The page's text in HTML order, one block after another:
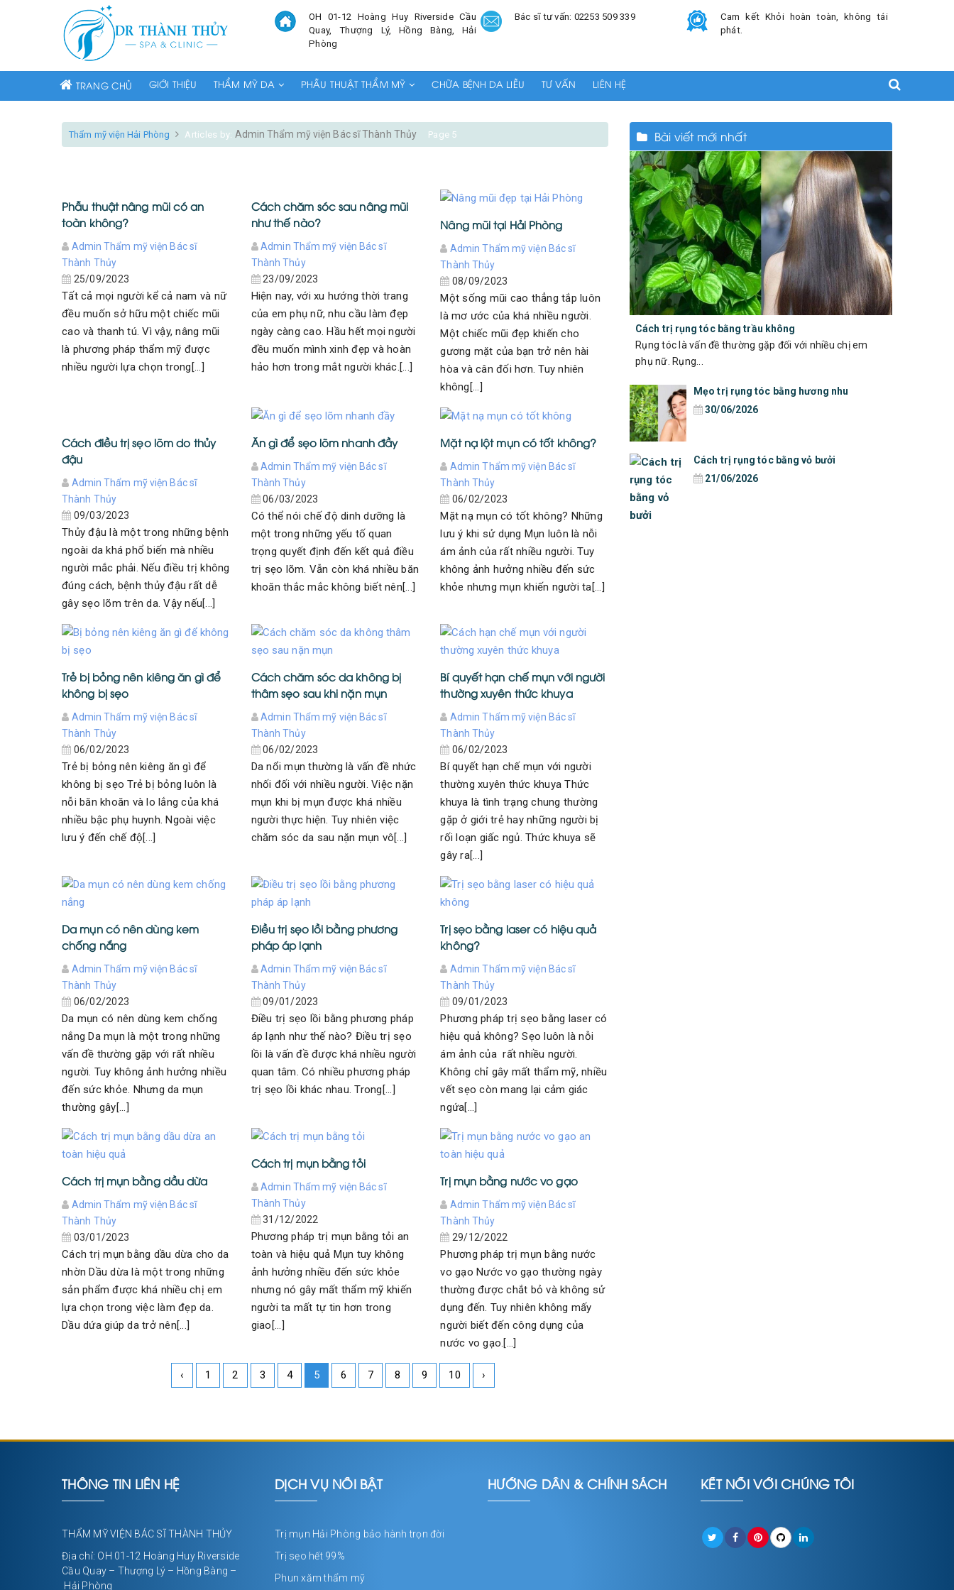
OH 01-12 Hoàng Huy Riverside Cầu
Quay, Thượng Lý, Hồng Bàng, Hải
Phòng
Bác sĩ tư vấn: 02253 509 339
Cam kết Khỏi hoàn toàn, không tái
phát.
TRANG CHỦ GIỚI THIỆU THẨM MỸ DA PHẪU THUẬT THẨM MỸ CHỮA BỆNH DA LIỄU TƯ VẤN LIÊN HỆ
Thẩm mỹ viện Hải Phòng Articles by: Admin Thẩm mỹ viện Bác sĩ Thành Thủy Page 5
Phẫu thuật nâng mũi có an
toàn không?
Admin Thẩm mỹ viện Bác sĩ
Thành Thủy
25/09/2023
Tất cả mọi người kể cả nam và nữ
đều muốn sở hữu một chiếc mũi
cao và thanh tú. Vì vậy, nâng mũi
là phương pháp thẩm mỹ được
nhiều người lựa chọn trong[...]
Cách chăm sóc sau nâng mũi
như thế nào?
Admin Thẩm mỹ viện Bác sĩ
Thành Thủy
23/09/2023
Hiện nay, với xu hướng thời trang
của em phụ nữ, nhu cầu làm đẹp
ngày càng cao. Hầu hết mọi người
đều muốn mình xinh đẹp và hoàn
hảo hơn trong mắt người khác.[...]
Nâng mũi tại Hải Phòng
Admin Thẩm mỹ viện Bác sĩ
Thành Thủy
08/09/2023
Một sống mũi cao thẳng tắp luôn
là mơ ước của khá nhiều người.
Một chiếc mũi đẹp khiến cho
gương mặt của bạn trở nên hài
hòa và cân đối hơn. Tuy nhiên
không[...]
Cách điều trị sẹo lõm do thủy
đậu
Admin Thẩm mỹ viện Bác sĩ
Thành Thủy
09/03/2023
Thủy đậu là một trong những bệnh
ngoài da khá phổ biến mà nhiều
người mắc phải. Nếu điều trị không
đúng cách, bệnh thủy đậu rất dễ
gây sẹo lõm trên da. Vậy nếu[...]
Ăn gì để sẹo lõm nhanh đầy
Admin Thẩm mỹ viện Bác sĩ
Thành Thủy
06/03/2023
Có thể nói chế độ dinh dưỡng là
một trong những yếu tố quan
trọng quyết định đến kết quả điều
trị sẹo lõm. Vẫn còn khá nhiều băn
khoăn thắc mắc không biết nên[...]
Mặt nạ lột mụn có tốt không?
Admin Thẩm mỹ viện Bác sĩ
Thành Thủy
06/02/2023
Mặt nạ mụn có tốt không? Những
lưu ý khi sử dụng Mụn luôn là nỗi
ám ảnh của rất nhiều người. Tuy
không ảnh hưởng nhiều đến sức
khỏe nhưng mụn khiến người ta[...]
Trẻ bị bỏng nên kiêng ăn gì để
không bị sẹo
Admin Thẩm mỹ viện Bác sĩ
Thành Thủy
06/02/2023
Trẻ bị bỏng nên kiêng ăn gì để
không bị sẹo Trẻ bị bỏng luôn là
nỗi băn khoăn và lo lắng của khá
nhiều bậc phụ huynh. Ngoài việc
lưu ý đến chế độ[...]
Cách chăm sóc da không bị
thâm sẹo sau khi nặn mụn
Admin Thẩm mỹ viện Bác sĩ
Thành Thủy
06/02/2023
Da nổi mụn thường là vấn đề nhức
nhối đối với nhiều người. Việc nặn
mụn khi bị mụn được khá nhiều
người thực hiện. Tuy nhiên việc
chăm sóc da sau nặn mụn vô[...]
Bí quyết hạn chế mụn với người
thường xuyên thức khuya
Admin Thẩm mỹ viện Bác sĩ
Thành Thủy
06/02/2023
Bí quyết hạn chế mụn với người
thường xuyên thức khuya Thức
khuya là tình trạng chung thường
gặp ở giới trẻ hay những người bị
rối loạn giấc ngủ. Thức khuya sẽ
gây ra[...]
Da mụn có nên dùng kem
chống nắng
Admin Thẩm mỹ viện Bác sĩ
Thành Thủy
06/02/2023
Da mụn có nên dùng kem chống
nắng Da mụn là một trong những
vấn đề thường gặp với rất nhiều
người. Tuy không ảnh hưởng nhiều
đến sức khỏe. Nhưng da mụn
thường gây[...]
Điều trị sẹo lồi bằng phương
pháp áp lạnh
Admin Thẩm mỹ viện Bác sĩ
Thành Thủy
09/01/2023
Điều trị sẹo lồi bằng phương pháp
áp lạnh như thế nào? Điều trị sẹo
lồi là vấn đề được khá nhiều người
quan tâm. Có nhiều phương pháp
trị sẹo lồi khác nhau. Trong[...]
Trị sẹo bằng laser có hiệu quả
không?
Admin Thẩm mỹ viện Bác sĩ
Thành Thủy
09/01/2023
Phương pháp trị sẹo bằng laser có
hiệu quả không? Sẹo luôn là nỗi
ám ảnh của rất nhiều người.
Không chỉ gây mất thẩm mỹ, nhiều
vết sẹo còn mang lại cảm giác
ngứa[...]
Cách trị mụn bằng dầu dừa
Admin Thẩm mỹ viện Bác sĩ
Thành Thủy
03/01/2023
Cách trị mụn bằng dầu dừa cho da
nhờn Dầu dừa là một trong những
sản phẩm được khá nhiều chị em
lựa chọn trong việc làm đẹp da.
Dầu dứa giúp da trở nên[...]
Cách trị mụn bằng tỏi
Admin Thẩm mỹ viện Bác sĩ
Thành Thủy
31/12/2022
Phương pháp trị mụn bằng tỏi an
toàn và hiệu quả Mụn tuy không
ảnh hưởng nhiều đến sức khỏe
nhưng nó gây mất thẩm mỹ khiến
người ta mất tự tin hơn trong
giao[...]
Trị mụn bằng nước vo gạo
Admin Thẩm mỹ viện Bác sĩ
Thành Thủy
29/12/2022
Phương pháp trị mụn bằng nước
vo gạo Nước vo gạo thường ngày
thường được chắt bỏ và không sử
dụng đến. Tuy nhiên không mấy
người biết đến công dụng của
nước vo gạo.[...]
‹ 1 2 3 4 5 6 7 8 9 10 ›
Bài viết mới nhất
Cách trị rụng tóc bằng trầu không
Rụng tóc là vấn đề thường gặp đối với nhiều chị em
phụ nữ. Rụng...
Mẹo trị rụng tóc bằng hương nhu
30/06/2026
Cách trị rụng tóc bằng vỏ bưởi
21/06/2026
THÔNG TIN LIÊN HỆ
THẨM MỸ VIỆN BÁC SĨ THÀNH THỦY
Địa chỉ: OH 01-12 Hoàng Huy Riverside
Cầu Quay – Thượng Lý – Hồng Bàng –
Hải Phòng
DỊCH VỤ NỔI BẬT
Trị mụn Hải Phòng bảo hành trọn đời
Trị sẹo hết 99%
Phun xăm thẩm mỹ
HƯỚNG DẪN & CHÍNH SÁCH KẾT NỐI VỚI CHÚNG TÔI